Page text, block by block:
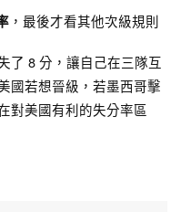
，最後才看其他次級規則
了 8 分，讓自己在三隊互
國若想晉級，若墨西哥擊
對美國有利的失分率區